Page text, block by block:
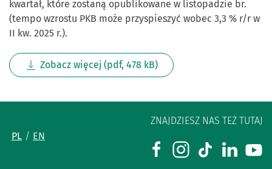
kwartał, które zostaną opublikowane w listopadzie br.
(tempo wzrostu PKB może przyspieszyć wobec 3,3 % r/r w
II kw. 2025 r.).
Zobacz więcej (pdf, 478 kB)
PL EN
ZNAJDZIESZ NAS TEŻ TUTAJ